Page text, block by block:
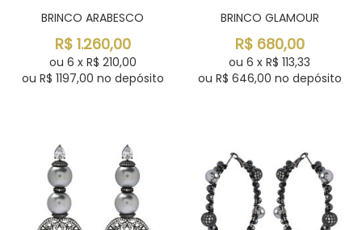
BRINCO ARABESCO
R$ 1.260,00
ou 6 x R$ 210,00
ou R$ 1197,00 no depósito
BRINCO GLAMOUR
R$ 680,00
ou 6 x R$ 113,33
ou R$ 646,00 no depósito